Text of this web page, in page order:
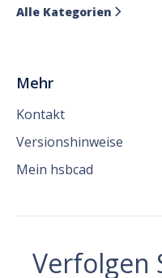
Alle Kategorien 
Mehr
Kontakt
Versionshinweise
Mein hsbcad
Verfolgen